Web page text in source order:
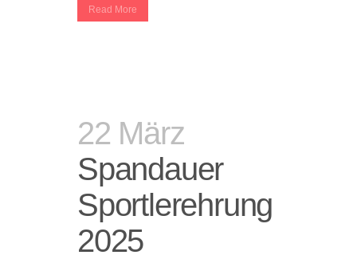
Read More
22 März
Spandauer
Sportlerehrung
2025